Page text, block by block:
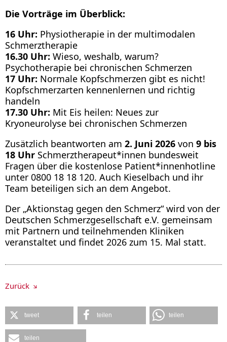
Die Vorträge im Überblick:
16 Uhr: Physiotherapie in der multimodalen
Schmerztherapie
16.30 Uhr: Wieso, weshalb, warum?
Psychotherapie bei chronischen Schmerzen
17 Uhr: Normale Kopfschmerzen gibt es nicht!
Kopfschmerzarten kennenlernen und richtig
handeln
17.30 Uhr: Mit Eis heilen: Neues zur
Kryoneurolyse bei chronischen Schmerzen
Zusätzlich beantworten am 2. Juni 2026 von 9 bis
18 Uhr Schmerztherapeut*innen bundesweit
Fragen über die kostenlose Patient*innenhotline
unter 0800 18 18 120. Auch Kieselbach und ihr
Team beteiligen sich an dem Angebot.
Der „Aktionstag gegen den Schmerz“ wird von der
Deutschen Schmerzgesellschaft e.V. gemeinsam
mit Partnern und teilnehmenden Kliniken
veranstaltet und findet 2026 zum 15. Mal statt.
Zurück
tweet teilen teilen
teilen